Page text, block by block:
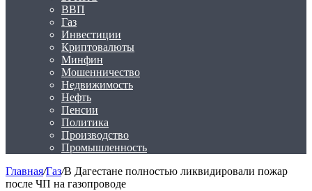
ВВП
Газ
Инвестиции
Криптовалюты
Минфин
Мошенничество
Недвижимость
Нефть
Пенсии
Политика
Производство
Промышленность
Главная/Газ/В Дагестане полностью ликвидировали пожар
после ЧП на газопроводе